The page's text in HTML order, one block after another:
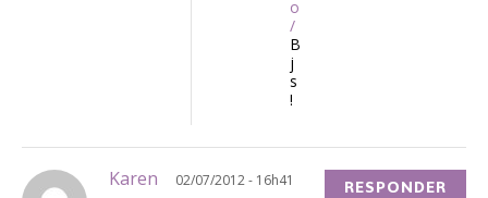
o
/
B
j
s
!
Karen 02/07/2012 - 16h41 RESPONDER